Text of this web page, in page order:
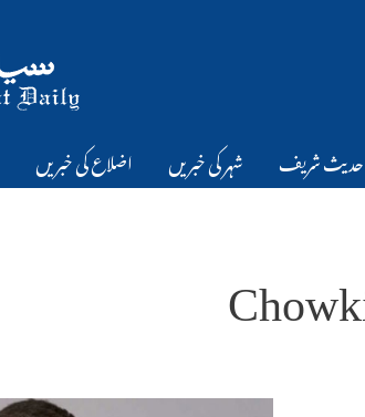
حدیث شریف شہر کی خبریں اضلاع کی خبریں